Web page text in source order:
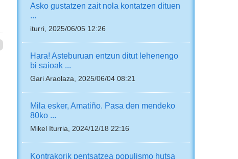
Asko gustatzen zait nola kontatzen dituen
...
iturri, 2025/06/05 12:26
Hara! Asteburuan entzun ditut lehenengo
bi saioak ...
Gari Araolaza, 2025/06/04 08:21
Mila esker, Amatiño. Pasa den mendeko
80ko ...
Mikel Iturria, 2024/12/18 22:16
Kontrakorik pentsatzea populismo hutsa